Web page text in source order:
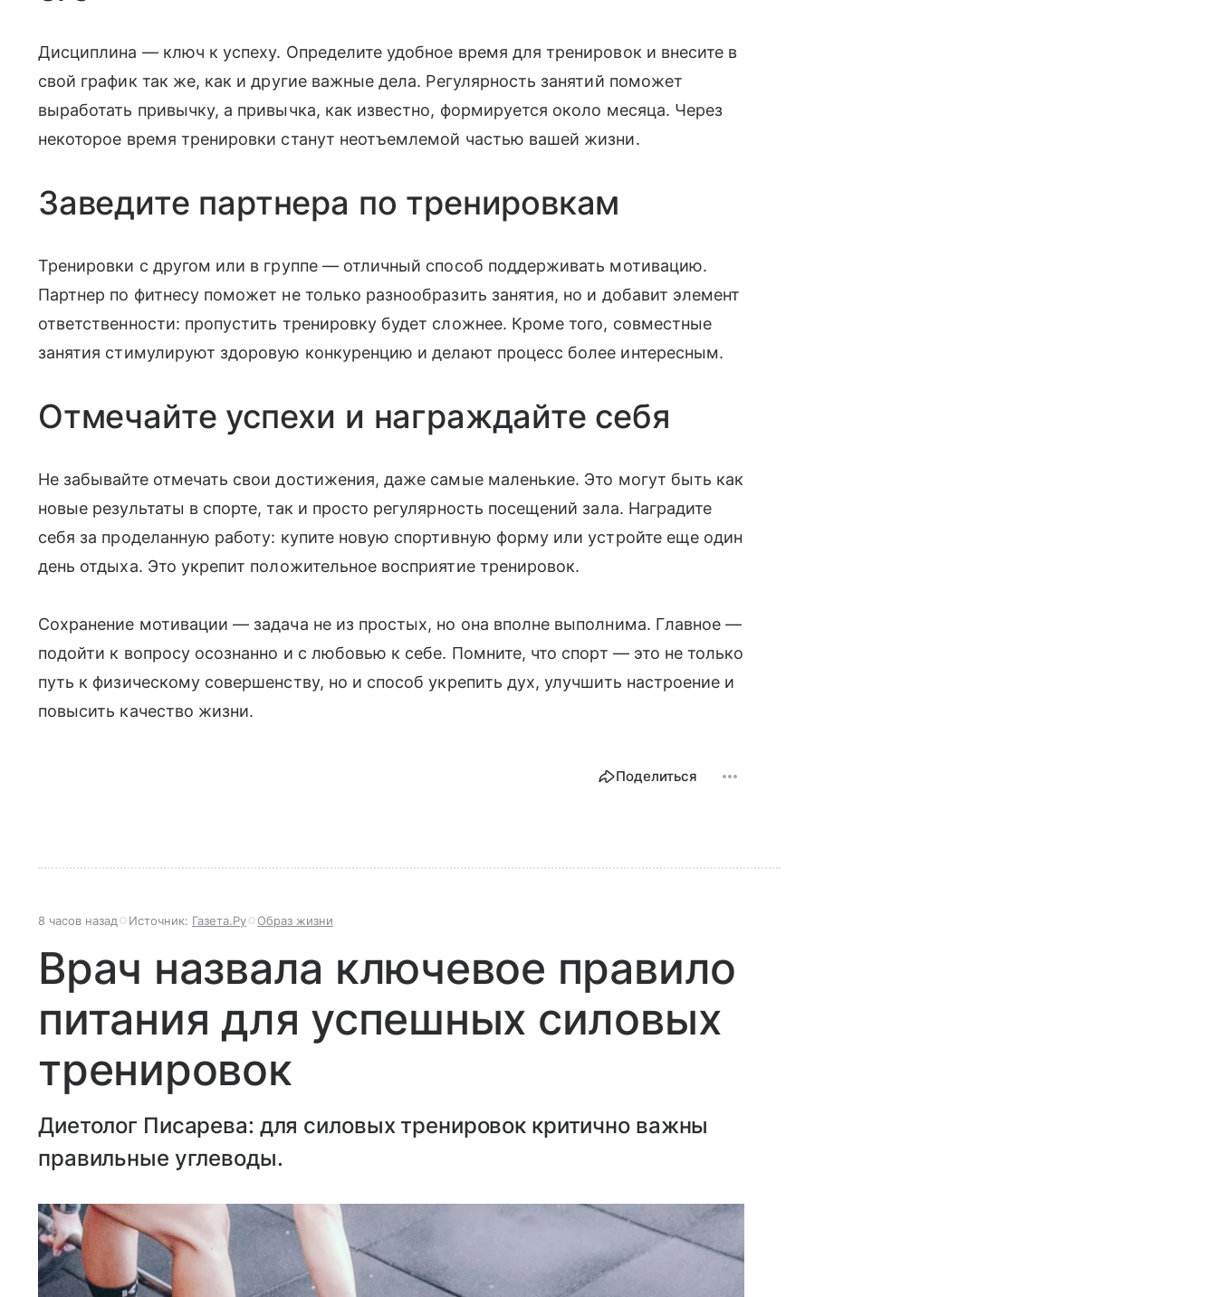
Дисциплина — ключ к успеху. Определите удобное время для тренировок и внесите в
свой график так же, как и другие важные дела. Регулярность занятий поможет
выработать привычку, а привычка, как известно, формируется около месяца. Через
некоторое время тренировки станут неотъемлемой частью вашей жизни.
Заведите партнера по тренировкам
Тренировки с другом или в группе — отличный способ поддерживать мотивацию.
Партнер по фитнесу поможет не только разнообразить занятия, но и добавит элемент
ответственности: пропустить тренировку будет сложнее. Кроме того, совместные
занятия стимулируют здоровую конкуренцию и делают процесс более интересным.
Отмечайте успехи и награждайте себя
Не забывайте отмечать свои достижения, даже самые маленькие. Это могут быть как
новые результаты в спорте, так и просто регулярность посещений зала. Наградите
себя за проделанную работу: купите новую спортивную форму или устройте еще один
день отдыха. Это укрепит положительное восприятие тренировок.
Сохранение мотивации — задача не из простых, но она вполне выполнима. Главное —
подойти к вопросу осознанно и с любовью к себе. Помните, что спорт — это не только
путь к физическому совершенству, но и способ укрепить дух, улучшить настроение и
повысить качество жизни.
Поделиться
8 часов назад Источник: Газета.Ру Образ жизни
Врач назвала ключевое правило
питания для успешных силовых
тренировок
Диетолог Писарева: для силовых тренировок критично важны
правильные углеводы.